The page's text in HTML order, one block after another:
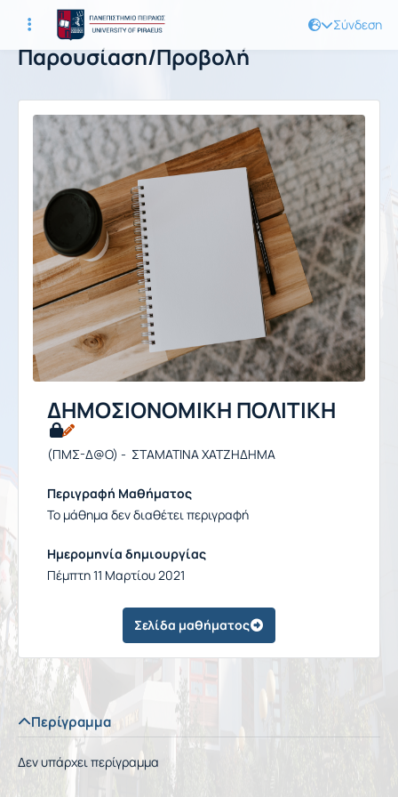
Σύνδεση
Παρουσίαση/Προβολή
ΔΗΜΟΣΙΟΝΟΜΙΚΗ ΠΟΛΙΤΙΚΗ
(ΠΜΣ-Δ@Ο) - ΣΤΑΜΑΤΙΝΑ ΧΑΤΖΗΔΗΜΑ
Περιγραφή Μαθήματος
Το μάθημα δεν διαθέτει περιγραφή
Ημερομηνία δημιουργίας
Πέμπτη 11 Μαρτίου 2021
Σελίδα μαθήματος
Περίγραμμα
Δεν υπάρχει περίγραμμα